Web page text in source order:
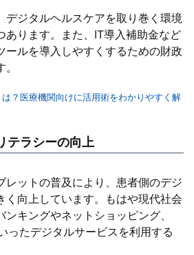
デジタルヘルスケアを取り巻く環境
あります。また、IT導入補助金など
ールを導入しやすくするための財政
？医療機関向けに活用術をわかりやすく解
テラシーの向上
レットの普及により、患者側のデジ
く向上しています。もはや現代社会
キングやネットショッピング、
ったデジタルサービスを利用する